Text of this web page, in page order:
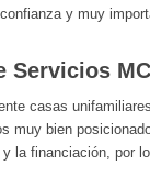
y muy
Servicios
casas
muy bien
la financiación, por